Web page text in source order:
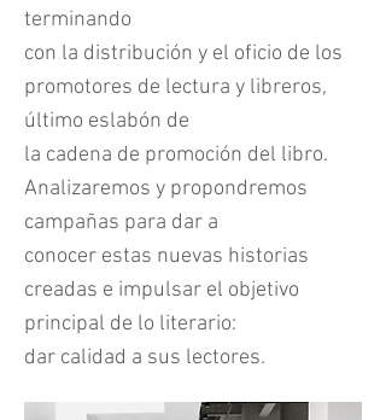
terminando
con la distribución y el oficio de los
promotores de lectura y libreros,
último eslabón de
la cadena de promoción del libro.
Analizaremos y propondremos
campañas para dar a
conocer estas nuevas historias
creadas e impulsar el objetivo
principal de lo literario:
dar calidad a sus lectores.